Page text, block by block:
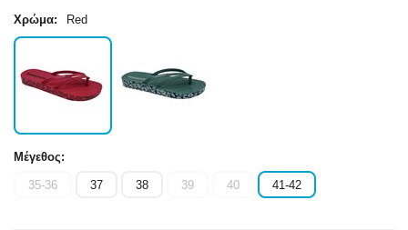
Χρώμα: Red
Μέγεθος:
35-36 37 38 39 40 41-42